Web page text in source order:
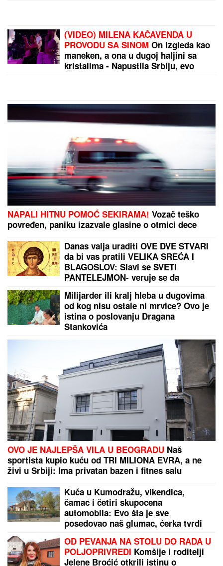
(FOTO) ANA DIVAC POKAZALA
RODNI KRAJEmotivna objava
raznežila mnoge, društvo joj pravi
"JA SAM TO SMISLILA!"Dino Melin tvrdi da je on
otkrila istinu: "Nudila sam je Marini"
MLADIĆ (21) POSLE TUČE NOŽEM
IZBO MUŠKARCA (32)Horor kod
Sajma u Beogradu: Policija odmah
reagovala
(VIDEO) MILENA KAČAVENDA U
PROVODU SA SINOM
On izgleda kao
maneken, a ona u dugoj haljini sa
kristalima - Napustila Srbiju, evo
kako provodi vreme po izlasku iz
NAPALI HITNU POMOĆ SEKIRAMA!Vozač teško
povređen, paniku izazvale glasine o otmici dece